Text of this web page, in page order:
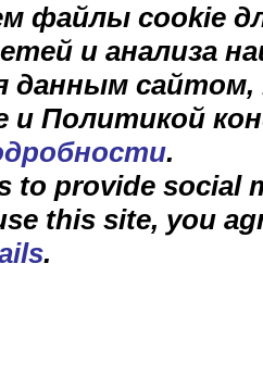
файлы cookie
и анализа
данным
и Политикой
.
to provide social
this site, you
.